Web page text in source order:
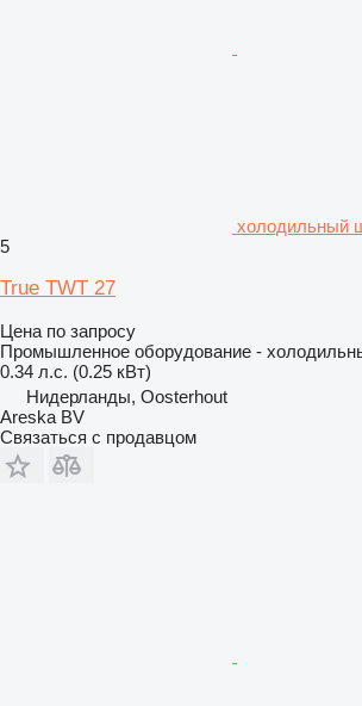
холодильный
5
True TWT 27
Цена по запросу
Промышленное оборудование -
0.34 л.с. (0.25 кВт)
Нидерланды, Oosterhout
Areska BV
Связаться с продавцом